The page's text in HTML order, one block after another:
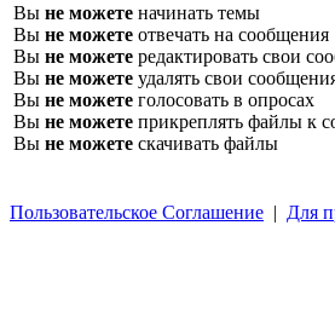
Вы не можете начинать темы
Вы не можете отвечать на сообщения
Вы не можете редактировать свои
Вы не можете удалять свои
Вы не можете голосовать в опросах
Вы не можете прикреплять файлы к
Вы не можете скачивать файлы
Пользовательское Соглашение | Для